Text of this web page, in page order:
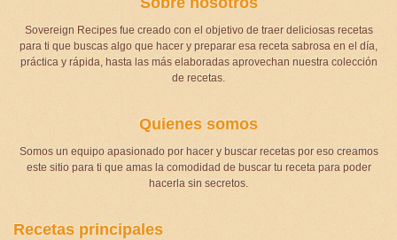
Sovereign Recipes fue creado con el objetivo de traer deliciosas recetas
para ti que buscas algo que hacer y preparar esa receta sabrosa en el día,
práctica y rápida, hasta las más elaboradas aprovechan nuestra colección
de recetas.
Quienes somos
Somos un equipo apasionado por hacer y buscar recetas por eso creamos
este sitio para ti que amas la comodidad de buscar tu receta para poder
hacerla sin secretos.
Recetas principales